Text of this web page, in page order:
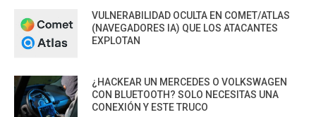
VULNERABILIDAD OCULTA EN COMET/ATLAS
(NAVEGADORES IA) QUE LOS ATACANTES
EXPLOTAN
¿HACKEAR UN MERCEDES O VOLKSWAGEN
CON BLUETOOTH? SOLO NECESITAS UNA
CONEXIÓN Y ESTE TRUCO